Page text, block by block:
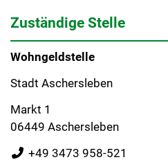
Zuständige Stelle
Wohngeldstelle
Stadt Aschersleben
Markt 1
06449 Aschersleben
+49 3473 958-521